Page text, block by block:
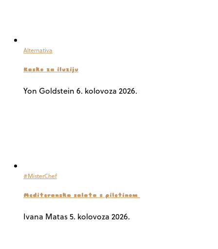
Alternativa
Kasko za iluziju
Yon Goldstein 6. kolovoza 2026.
#MisterChef
Mediteranska salata s piletinom
Ivana Matas5. kolovoza 2026.